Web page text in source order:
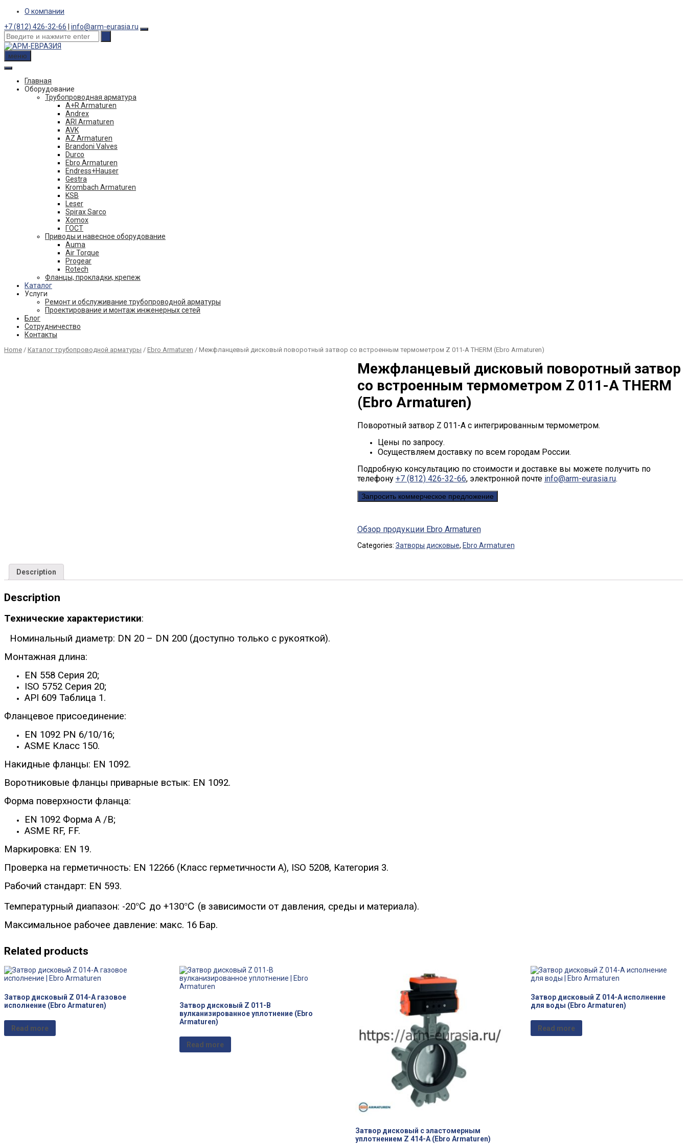
Skip
content
О компании
+7 (812) 426-32-66
info@arm-eurasia.ru
меню
Главная
Оборудование
Трубопроводная арматура
A+R Armaturen
Andrex
ARI Armaturen
AVK
AZ Armaturen
Brandoni Valves
Durco
Ebro Armaturen
Endress+Hauser
Gestra
Krombach Armaturen
KSB
Leser
Spirax Sarco
Xomox
ГОСТ
Приводы и навесное оборудование
Auma
Air Torque
Progear
Rotech
Фланцы, прокладки, крепеж
Каталог
Услуги
Ремонт и обслуживание трубопроводной арматуры
Проектирование и монтаж инженерных сетей
Блог
Сотрудничество
Контакты
Home / Каталог трубопроводной арматуры / Ebro Armaturen / Межфланцевый дисковый поворотный затвор со встроенным термометром Z 011-A THERM (Ebro Armaturen)
Межфланцевый дисковый поворотный затвор
со встроенным термометром Z 011-A THERM
(Ebro Armaturen)
Поворотный затвор Z 011-A с интегрированным термометром.
Цены по запросу.
Осуществляем доставку по всем городам России.
Подробную консультацию по стоимости и доставке вы можете получить по
телефону +7 (812) 426-32-66, электронной почте info@arm-eurasia.ru.
Запросить коммерческое предложение
Обзор продукции Ebro Armaturen
Categories: Затворы дисковые, Ebro Armaturen
Description
Description
Технические характеристики:
Номинальный диаметр: DN 20 – DN 200 (доступно только с рукояткой).
Монтажная длина:
EN 558 Серия 20;
ISO 5752 Серия 20;
API 609 Таблица 1.
Фланцевое присоединение:
EN 1092 PN 6/10/16;
ASME Класс 150.
Накидные фланцы: EN 1092.
Воротниковые фланцы приварные встык: EN 1092.
Форма поверхности фланца:
EN 1092 Форма А /B;
ASME RF, FF.
Маркировка: EN 19.
Проверка на герметичность: EN 12266 (Класс герметичности A), ISO 5208, Категория 3.
Рабочий стандарт: EN 593.
Температурный диапазон: -20℃ до +130℃ (в зависимости от давления, среды и материала).
Максимальное рабочее давление: макс. 16 Бар.
Related products
Затвор дисковый Z 014-A газовое
исполнение (Ebro Armaturen)
Read more
Затвор дисковый Z 011-B
вулканизированное уплотнение (Ebro
Armaturen)
Read more
Затвор дисковый с эластомерным
уплотнением Z 414-A (Ebro Armaturen)
Затвор дисковый Z 014-A исполнение
для воды (Ebro Armaturen)
Read more